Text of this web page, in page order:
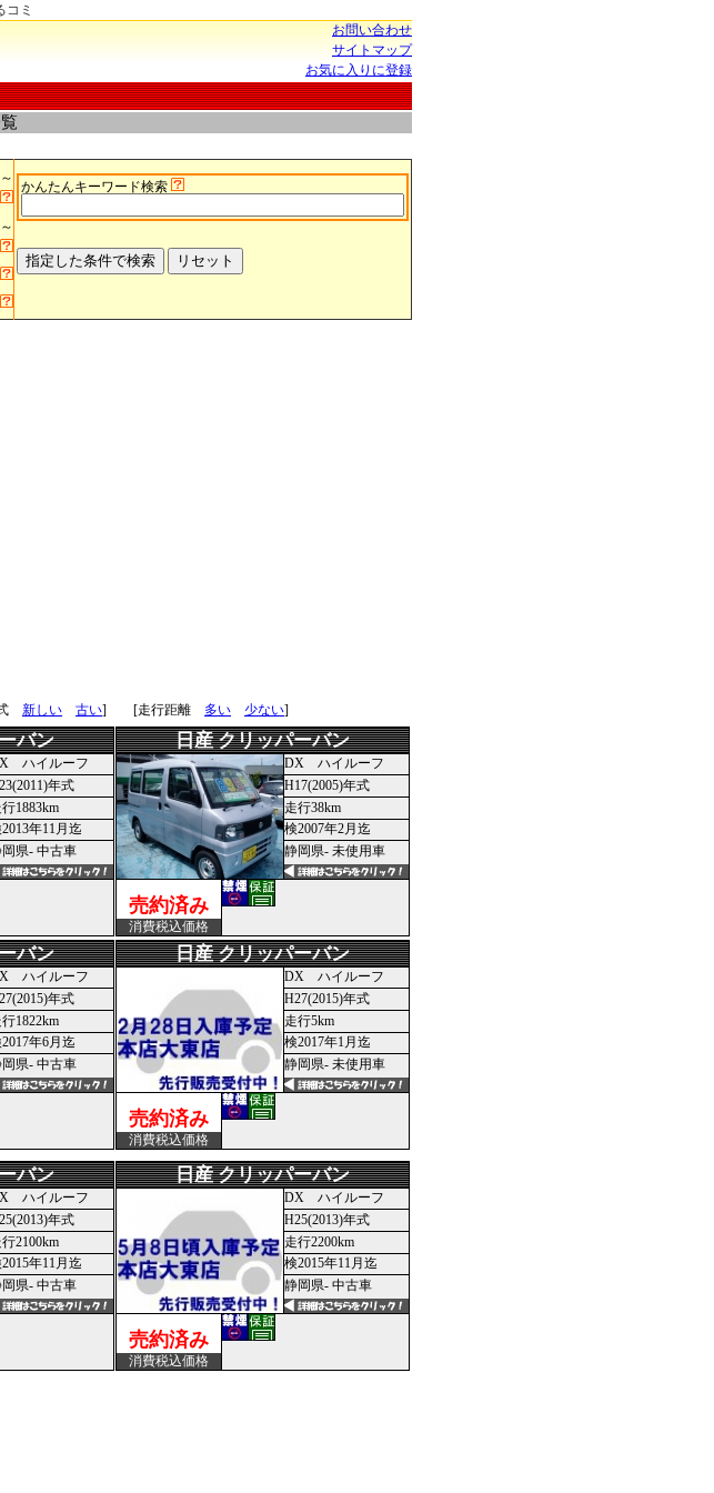
ミ
お問い合わせ
サイトマップ
お気に入りに登録
～
～
かんたんキーワード検索
新しい 古い] [走行距離 多い 少ない]
バン
ハイルーフ
年式
行1883km
年11月迄
県- 中古車
日産 クリッパーバン
DX ハイルーフ
H17(2005)年式
走行38km
検2007年2月迄
静岡県- 未使用車
売約済み
消費税込価格
バン
ハイルーフ
年式
行1822km
年6月迄
県- 中古車
日産 クリッパーバン
DX ハイルーフ
H27(2015)年式
走行5km
検2017年1月迄
静岡県- 未使用車
売約済み
消費税込価格
バン
ハイルーフ
年式
行2100km
年11月迄
県- 中古車
日産 クリッパーバン
DX ハイルーフ
H25(2013)年式
走行2200km
検2015年11月迄
静岡県- 中古車
売約済み
消費税込価格